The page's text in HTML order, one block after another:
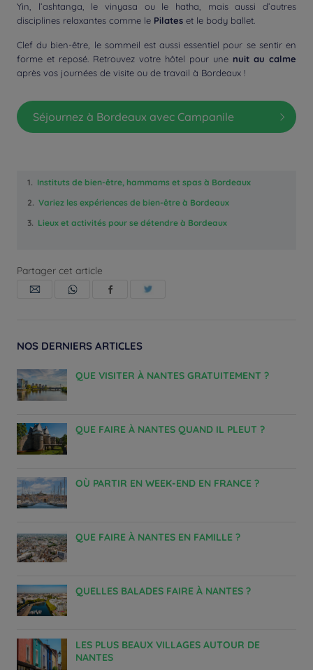
Yin, l’ashtanga, le vinyasa ou le hatha, mais aussi d’autres
disciplines relaxantes comme le Pilates et le body ballet.
Clef du bien-être, le sommeil est aussi essentiel pour se sentir en
forme et reposé. Retrouvez votre hôtel pour une nuit au calme
après vos journées de visite ou de travail à Bordeaux !
Séjournez à Bordeaux avec Campanile
1. Instituts de bien-être, hammams et spas à Bordeaux
2. Variez les expériences de bien-être à Bordeaux
3. Lieux et activités pour se détendre à Bordeaux
Partager cet article
NOS DERNIERS ARTICLES
QUE VISITER À NANTES GRATUITEMENT ?
QUE FAIRE À NANTES QUAND IL PLEUT ?
OÙ PARTIR EN WEEK-END EN FRANCE ?
QUE FAIRE À NANTES EN FAMILLE ?
QUELLES BALADES FAIRE À NANTES ?
LES PLUS BEAUX VILLAGES AUTOUR DE
NANTES